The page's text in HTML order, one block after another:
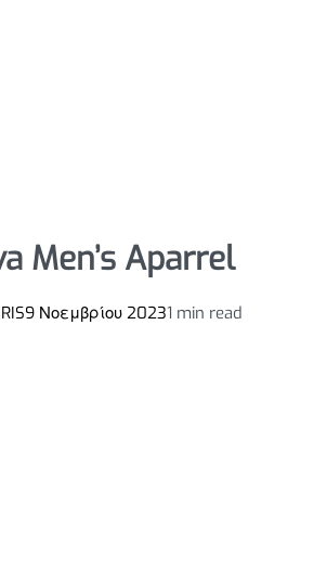
Men’s Aparrel
9 Νοεμβρίου 20231 min read